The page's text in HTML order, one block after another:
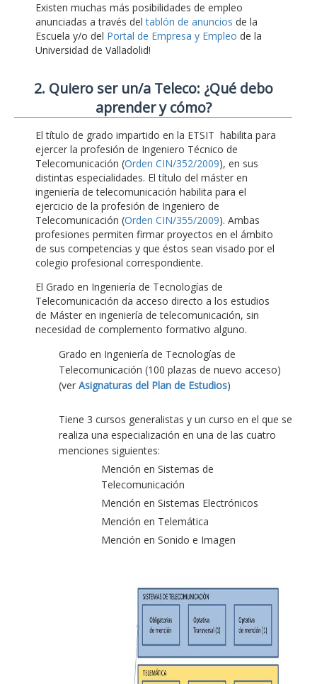
Existen muchas más posibilidades de empleo
anunciadas a través deltablón de anuncios de la
Escuela y/o del Portal de Empresa y Empleo de la
Universidad de Valladolid!
2. Quiero ser un/a Teleco: ¿Qué debo
aprender y cómo?
El título de grado impartido en la ETSIT habilita para
ejercer la profesión de Ingeniero Técnico de
Telecomunicación (Orden CIN/352/2009), en sus
distintas especialidades. El título del máster en
ingeniería de telecomunicación habilita para el
ejercicio de la profesión de Ingeniero de
Telecomunicación (Orden CIN/355/2009). Ambas
profesiones permiten firmar proyectos en el ámbito
de sus competencias y que éstos sean visado por el
colegio profesional correspondiente.
El Grado en Ingeniería de Tecnologías de
Telecomunicación da acceso directo a los estudios
de Máster en ingeniería de telecomunicación, sin
necesidad de complemento formativo alguno.
Grado en Ingeniería de Tecnologías de
Telecomunicación (100 plazas de nuevo acceso)
(ver Asignaturas del Plan de Estudios)
Tiene 3 cursos generalistas y un curso en el que se
realiza una especialización en una de las cuatro
menciones siguientes:
Mención en Sistemas de
Telecomunicación
Mención en Sistemas Electrónicos
Mención en Telemática
Mención en Sonido e Imagen